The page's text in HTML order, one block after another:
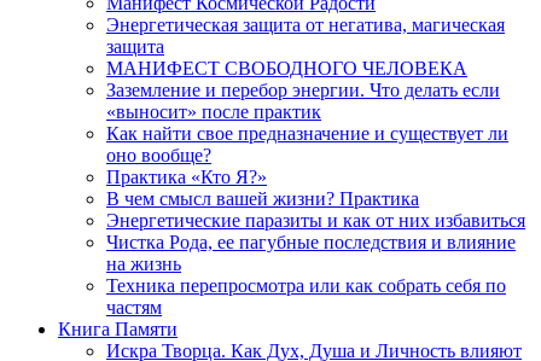
Энергетическая защита от негатива, магическая
защита
МАНИФЕСТ СВОБОДНОГО ЧЕЛОВЕКА
Заземление и перебор энергии. Что делать если
«выносит» после практик
Как найти свое предназначение и существует ли
оно вообще?
Практика «Кто Я?»
В чем смысл вашей жизни? Практика
Энергетические паразиты и как от них избавиться
Чистка Рода, ее пагубные последствия и влияние
на жизнь
Техника перепросмотра или как собрать себя по
частям
Книга Памяти
Искра Творца. Как Дух, Душа и Личность влияют